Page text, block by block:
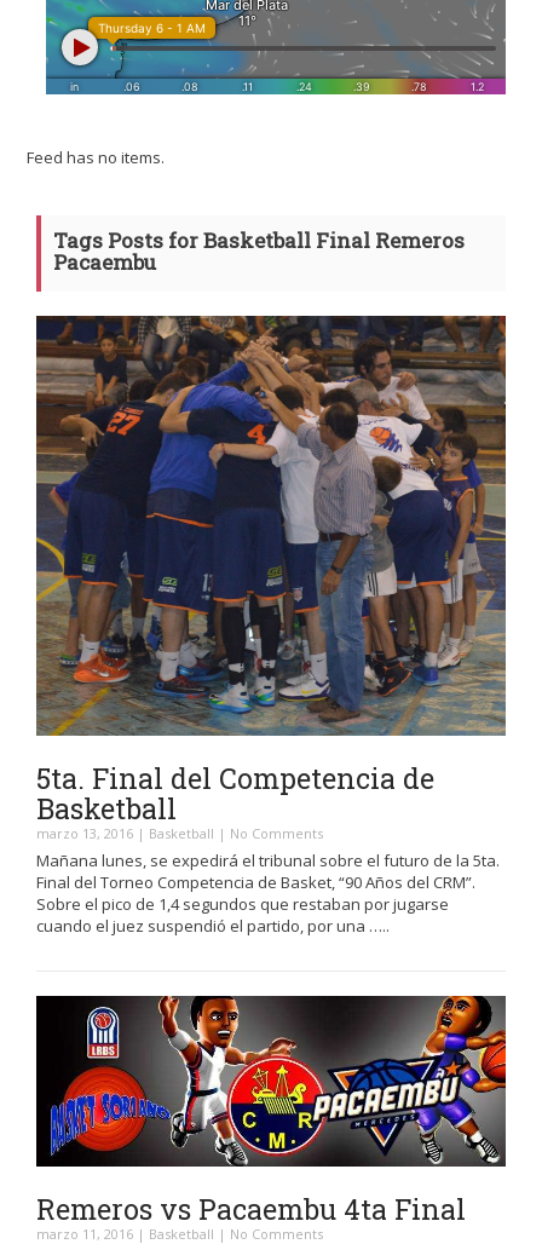
Feed has no items.
Tags Posts for Basketball Final Remeros
Pacaembu
5ta. Final del Competencia de
Basketball
marzo 13, 2016 | Basketball | No Comments
Mañana lunes, se expedirá el tribunal sobre el futuro de la 5ta.
Final del Torneo Competencia de Basket, “90 Años del CRM”.
Sobre el pico de 1,4 segundos que restaban por jugarse
cuando el juez suspendió el partido, por una …..
Remeros vs Pacaembu 4ta Final
marzo 11, 2016 | Basketball | No Comments